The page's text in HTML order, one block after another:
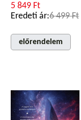
5 849 Ft
Eredeti ár:6 499 Ft
előrendelem